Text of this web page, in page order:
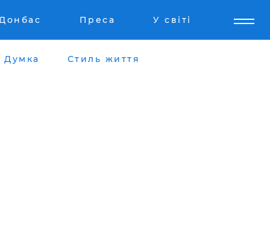
Преса У світі
Думка Стиль життя